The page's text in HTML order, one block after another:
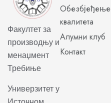
Факултет за
производњу и
менаџмент
Требиње
Универзитет у
Обезбјеђење
квалитета
Алумни клуб
Контакт